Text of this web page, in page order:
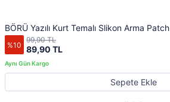
BÖRÜ Yazılı Kurt Temalı Slikon Arma Patch
%10 89,90 TL
99,90 TL
Sepete Ekle